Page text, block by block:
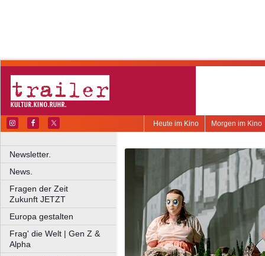
Morgen im Kino
Heute im Kino
Newsletter.
News.
Fragen der Zeit
Zukunft JETZT
Europa gestalten
Frag' die Welt | Gen Z &
Alpha